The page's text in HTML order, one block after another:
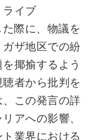
ライブ
際に、物議を
ザ地区での紛
揶揄するよう
者から批判を
この発言の詳
アへの影響、
業界における